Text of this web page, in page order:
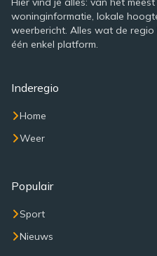
woninginformatie, lokale
weerbericht. Alles wat de
één enkel platform.
Inderegio
Home
Weer
Populair
Sport
Nieuws